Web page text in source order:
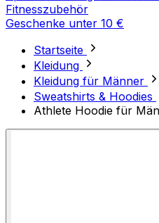
Fitnesszubehör
Geschenke unter 10 €
Startseite
Kleidung
Kleidung für Männer
Sweatshirts & Hoodies
Athlete Hoodie für